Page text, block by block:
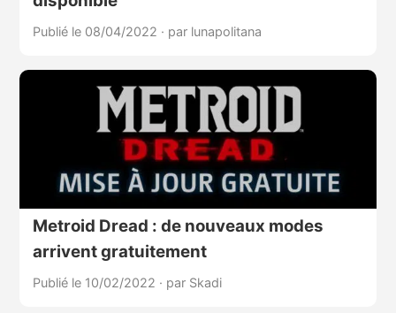
Publié le 08/04/2022 · par lunapolitana
Metroid Dread : de nouveaux modes
arrivent gratuitement
Publié le 10/02/2022 · par Skadi